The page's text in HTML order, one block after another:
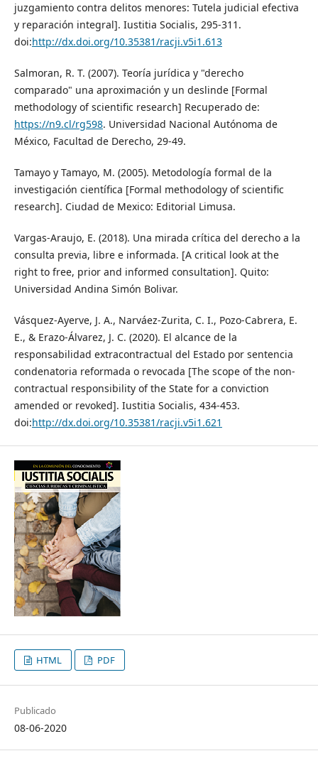
juzgamiento contra delitos menores: Tutela judicial efectiva
y reparación integral]. Iustitia Socialis, 295-311.
doi:http://dx.doi.org/10.35381/racji.v5i1.613
Salmoran, R. T. (2007). Teoría jurídica y "derecho
comparado" una aproximación y un deslinde [Formal
methodology of scientific research] Recuperado de:
https://n9.cl/rg598. Universidad Nacional Autónoma de
México, Facultad de Derecho, 29-49.
Tamayo y Tamayo, M. (2005). Metodología formal de la
investigación científica [Formal methodology of scientific
research]. Ciudad de Mexico: Editorial Limusa.
Vargas-Araujo, E. (2018). Una mirada crítica del derecho a la
consulta previa, libre e informada. [A critical look at the
right to free, prior and informed consultation]. Quito:
Universidad Andina Simón Bolivar.
Vásquez-Ayerve, J. A., Narváez-Zurita, C. I., Pozo-Cabrera, E.
E., & Erazo-Álvarez, J. C. (2020). El alcance de la
responsabilidad extracontractual del Estado por sentencia
condenatoria reformada o revocada [The scope of the non-
contractual responsibility of the State for a conviction
amended or revoked]. Iustitia Socialis, 434-453.
doi:http://dx.doi.org/10.35381/racji.v5i1.621
HTML PDF
Publicado
08-06-2020